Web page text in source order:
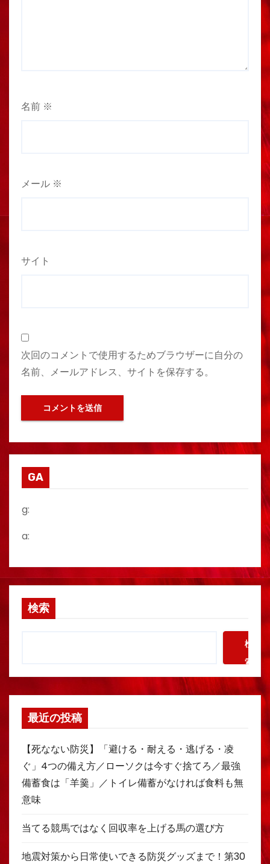
名前 ※
メール ※
サイト
次回のコメントで使用するためブラウザーに自分の
名前、メールアドレス、サイトを保存する。
GA
g:
a:
検索
検
索
最近の投稿
【死なない防災】「避ける・耐える・逃げる・凌
ぐ」4つの備え方／ローソクは今すぐ捨てろ／最強
備蓄食は「羊羹」／トイレ備蓄がなければ食料も無
意味
当てる競馬ではなく回収率を上げる馬の選び方
地震対策から日常使いできる防災グッズまで！第30